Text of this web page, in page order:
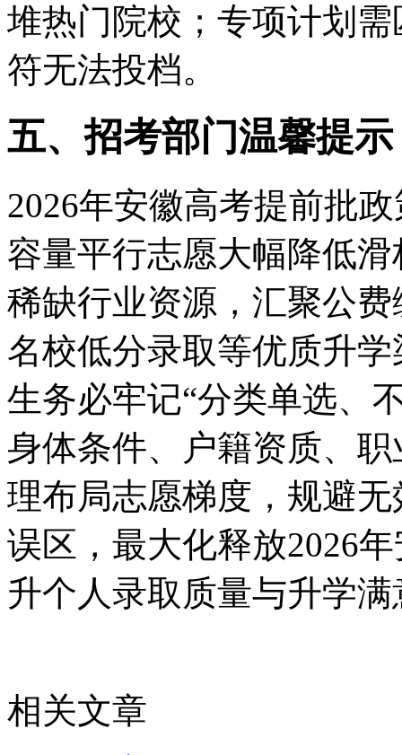
堆热门院校；专项计划
符无法投档。
五、招考部门温馨提示
2026年安徽高考提前批
容量平行志愿大幅降低
稀缺行业资源，汇聚公
名校低分录取等优质升
生务必牢记“分类单选、
身体条件、户籍资质、
理布局志愿梯度，规避
误区，最大化释放2026
升个人录取质量与升学满
相关文章